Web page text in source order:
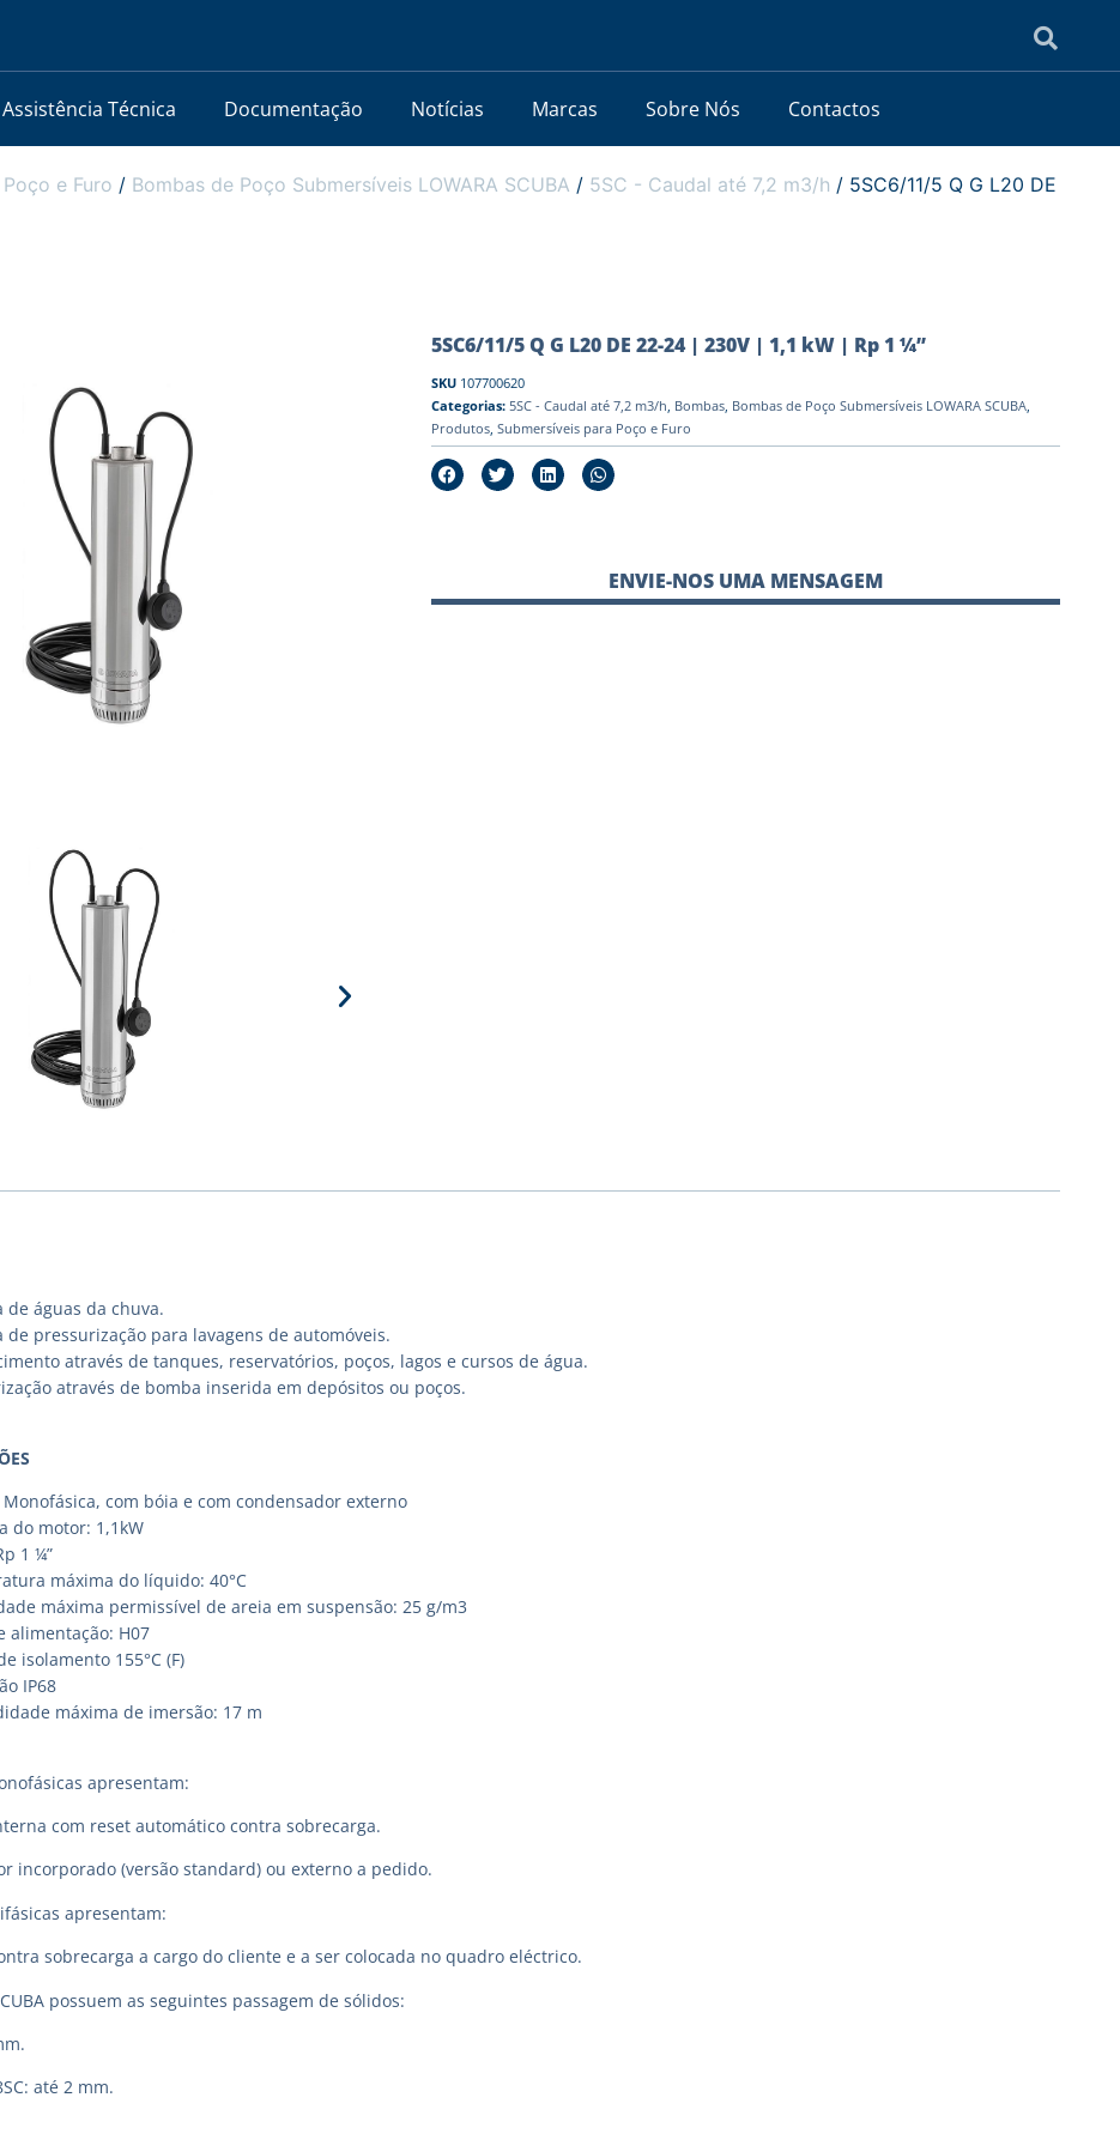
Assistência Técnica Documentação Notícias Marcas Sobre Nós Contactos
e Furo / Bombas de Poço Submersíveis LOWARA SCUBA / 5SC - Caudal até 7,2 m3/h / 5SC6/11/5 Q G L20 DE
5SC6/11/5 Q G L20 DE 22-24 | 230V | 1,1 kW | Rp 1 ¼”
SKU 107700620
Categorias: 5SC - Caudal até 7,2 m3/h Bombas, Bombas de Poço Submersíveis LOWARA SCUBA,
Produtos, Submersíveis para Poço e Furo
ENVIE-NOS UMA MENSAGEM
de águas da chuva.
de pressurização para lavagens de automóveis.
através de tanques, reservatórios, poços, lagos e cursos de água.
através de bomba inserida em depósitos ou poços.
Monofásica, com bóia e com condensador externo
do motor: 1,1kW
1 ¼”
máxima do líquido: 40°C
máxima permissível de areia em suspensão: 25 g/m3
alimentação: H07
isolamento 155°C (F)
IP68
máxima de imersão: 17 m
apresentam:
com reset automático contra sobrecarga.
incorporado (versão standard) ou externo a pedido.
apresentam:
sobrecarga a cargo do cliente e a ser colocada no quadro eléctrico.
possuem as seguintes passagem de sólidos:
até 2 mm.